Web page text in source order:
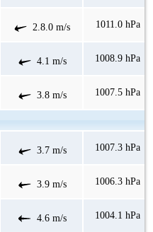
2.8.0 m/s 1011.0 hPa
4.1 m/s 1008.9 hPa
3.8 m/s 1007.5 hPa
3.7 m/s 1007.3 hPa
3.9 m/s 1006.3 hPa
4.6 m/s 1004.1 hPa